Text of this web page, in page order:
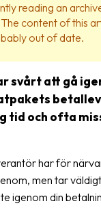
reading an
content of this
out of date.
svårt att gå
tid och ofta
har för
men tar
igenom din